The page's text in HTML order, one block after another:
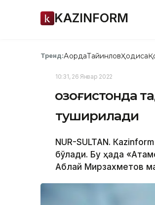
KAZINFORM
Тренд:АқордаТайинловҲодиса
10:31, 26 Январ 2022
Қозоғистонда
туширилади
NUR-SULTAN.
бўлади. Бу ҳақда
Аблай Мирзахметов